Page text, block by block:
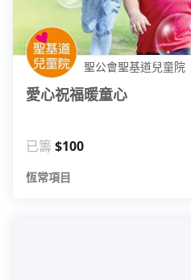
聖公會聖基道兒童院
愛心祝福暖童心
已籌 $100
恆常項目